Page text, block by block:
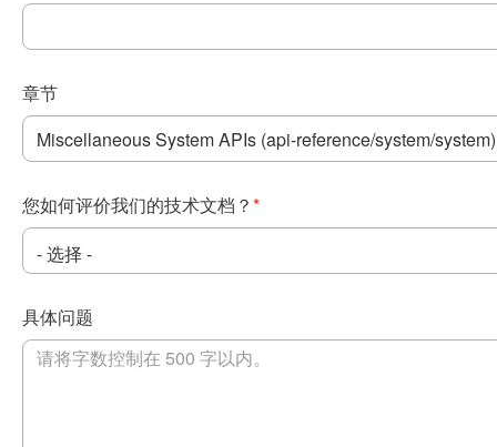
章节
您如何评价我们的技术文档？ *
具体问题